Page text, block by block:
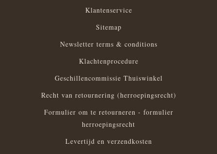
Klantenservice
Sitemap
Newsletter terms & conditions
Klachtenprocedure
Geschillencommissie Thuiswinkel
Recht van retournering (herroepingsrecht)
Formulier om te retourneren - formulier
herroepingsrecht
Levertijd en verzendkosten